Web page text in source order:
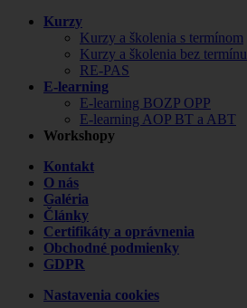
Kurzy
Kurzy a školenia s termínom
Kurzy a školenia bez termínu
RE-PAS
E-learning
E-learning BOZP OPP
E-learning AOP BT a ABT
Workshopy
Kontakt
O nás
Galéria
Články
Certifikáty a oprávnenia
Obchodné podmienky
GDPR
Nastavenia cookies